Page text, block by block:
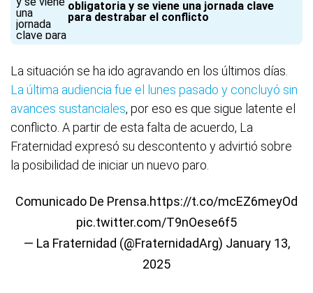
obligatoria y se viene una jornada clave
para destrabar el conflicto
La situación se ha ido agravando en los últimos días.
La última audiencia fue el lunes pasado y concluyó sin
avances sustanciales, por eso es que sigue latente el
conflicto. A partir de esta falta de acuerdo, La
Fraternidad expresó su descontento y advirtió sobre
la posibilidad de iniciar un nuevo paro.
Comunicado De Prensa.https://t.co/mcEZ6meyOd
pic.twitter.com/T9nOese6f5
— La Fraternidad (@FraternidadArg) January 13,
2025